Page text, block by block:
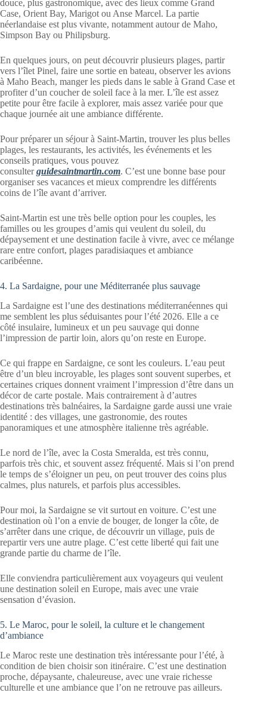
douce, plus gastronomique, avec des lieux comme Grand
Case, Orient Bay, Marigot ou Anse Marcel. La partie
néerlandaise est plus vivante, notamment autour de Maho,
Simpson Bay ou Philipsburg.
En quelques jours, on peut découvrir plusieurs plages, partir
vers l’îlet Pinel, faire une sortie en bateau, observer les avions
à Maho Beach, manger les pieds dans le sable à Grand Case et
profiter d’un coucher de soleil face à la mer. L’île est assez
petite pour être facile à explorer, mais assez variée pour que
chaque journée ait une ambiance différente.
Pour préparer un séjour à Saint-Martin, trouver les plus belles
plages, les restaurants, les activités, les événements et les
conseils pratiques, vous pouvez
consulterguidesaintmartin.com. C’est une bonne base pour
organiser ses vacances et mieux comprendre les différents
coins de l’île avant d’arriver.
Saint-Martin est une très belle option pour les couples, les
familles ou les groupes d’amis qui veulent du soleil, du
dépaysement et une destination facile à vivre, avec ce mélange
rare entre confort, plages paradisiaques et ambiance
caribéenne.
4. La Sardaigne, pour une Méditerranée plus sauvage
La Sardaigne est l’une des destinations méditerranéennes qui
me semblent les plus séduisantes pour l’été 2026. Elle a ce
côté insulaire, lumineux et un peu sauvage qui donne
l’impression de partir loin, alors qu’on reste en Europe.
Ce qui frappe en Sardaigne, ce sont les couleurs. L’eau peut
être d’un bleu incroyable, les plages sont souvent superbes, et
certaines criques donnent vraiment l’impression d’être dans un
décor de carte postale. Mais contrairement à d’autres
destinations très balnéaires, la Sardaigne garde aussi une vraie
identité : des villages, une gastronomie, des routes
panoramiques et une atmosphère italienne très agréable.
Le nord de l’île, avec la Costa Smeralda, est très connu,
parfois très chic, et souvent assez fréquenté. Mais si l’on prend
le temps de s’éloigner un peu, on peut trouver des coins plus
calmes, plus naturels, et parfois plus accessibles.
Pour moi, la Sardaigne se vit surtout en voiture. C’est une
destination où l’on a envie de bouger, de longer la côte, de
s’arrêter dans une crique, de découvrir un village, puis de
repartir vers une autre plage. C’est cette liberté qui fait une
grande partie du charme de l’île.
Elle conviendra particulièrement aux voyageurs qui veulent
une destination soleil en Europe, mais avec une vraie
sensation d’évasion.
5. Le Maroc, pour le soleil, la culture et le changement
d’ambiance
Le Maroc reste une destination très intéressante pour l’été, à
condition de bien choisir son itinéraire. C’est une destination
proche, dépaysante, chaleureuse, avec une vraie richesse
culturelle et une ambiance que l’on ne retrouve pas ailleurs.